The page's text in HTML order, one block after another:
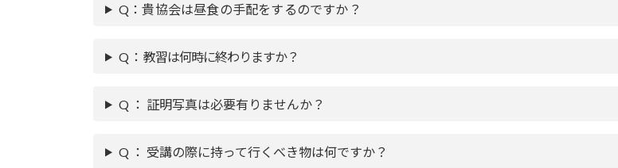
Q：貴協会は昼食の手配をするのですか？
Q ： 教習は何時に終わりますか？
Q ： 証明写真は必要有りませんか？
Q ： 受講の際に持って行くべき物は何ですか？